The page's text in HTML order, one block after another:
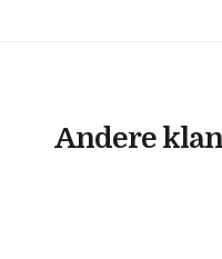
Andere